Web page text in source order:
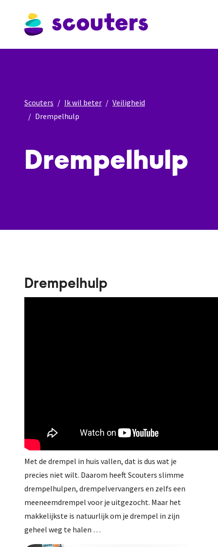
Scouters Ik wil beter
Veiligheid
Drempelhulp
Drempelhulp
Drempelhulp
Met de drempel in huis vallen, dat is dus wat je
precies niet wilt. Daarom heeft Scouters slimme
drempelhulpen, drempelvervangers en zelfs een
meeneemdrempel voor je uitgezocht. Maar het
makkelijkste is natuurlijk om je drempel in zijn
geheel weg te halen …